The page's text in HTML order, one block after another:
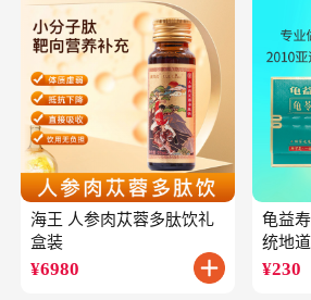
海王 人参肉苁蓉多肽饮礼
盒装
¥6980
龟益
统地
克）
¥230